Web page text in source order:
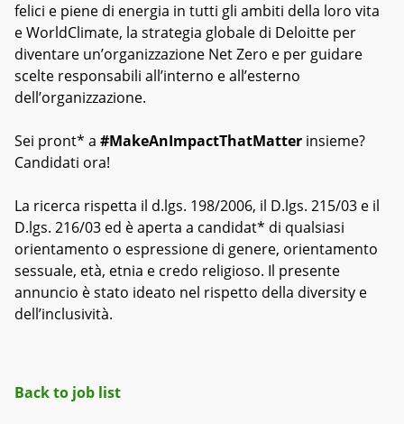
felici e piene di energia in tutti gli ambiti della loro vita
e WorldClimate, la strategia globale di Deloitte per
diventare un’organizzazione Net Zero e per guidare
scelte responsabili all’interno e all’esterno
dell’organizzazione.
Sei pront* a #MakeAnImpactThatMatter insieme?
Candidati ora!
La ricerca rispetta il d.lgs. 198/2006, il D.lgs. 215/03 e il
D.lgs. 216/03 ed è aperta a candidat* di qualsiasi
orientamento o espressione di genere, orientamento
sessuale, età, etnia e credo religioso. Il presente
annuncio è stato ideato nel rispetto della diversity e
dell’inclusività.
Back to job list